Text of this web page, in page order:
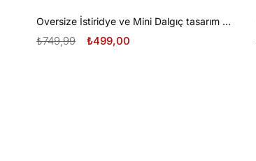
Oversize İstiridye ve Mini Dalgıç tasarım unisex T-shirt
₺499,00
₺749,99